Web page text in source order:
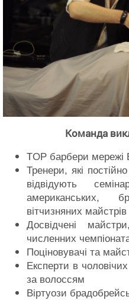
Максим
Команда
TOP барбери мережі
Тренери, які
відвідують
американських,
вітчизняних майстрів
Досвідчені
численних
Поціновувачі та
Експерти в
за волоссям
Віртуози